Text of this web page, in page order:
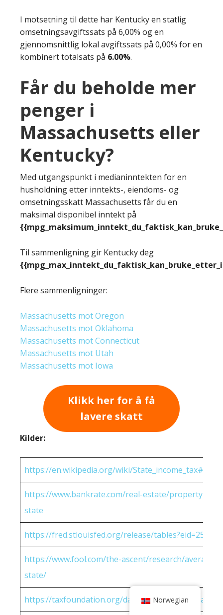
I motsetning til dette har Kentucky en statlig
omsetningsavgiftssats på 6,00% og en
gjennomsnittlig lokal avgiftssats på 0,00% for en
kombinert totalsats på 6.00%.
Får du beholde mer
penger i
Massachusetts eller
Kentucky?
Med utgangspunkt i medianinntekten for en
husholdning etter inntekts-, eiendoms- og
omsetningsskatt Massachusetts får du en
maksimal disponibel inntekt på
Til sammenligning gir Kentucky deg
Flere sammenligninger:
Massachusetts mot Oregon
Massachusetts mot Oklahoma
Massachusetts mot Connecticut
Massachusetts mot Utah
Massachusetts mot Iowa
Klikk her for å få
lavere skatt
Kilder:
https://en.wikipedia.org/wiki/
https://www.bankrate.com/real-estate/property-
state
https://fred.stlouisfed.org/release/
https://www.fool.com/the-ascent/research/average-
state/
https://taxfoundation.org/data/all/state/2022-sales-
Norwegian